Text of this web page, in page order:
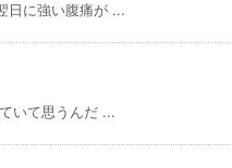
日に強い腹痛が ...
いて思うんだ ...